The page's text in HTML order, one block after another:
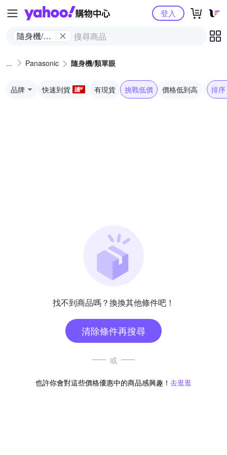
Yahoo購物中心
隨身機/類
登入
Panasonic 隨身機/類單眼
品牌 快速到貨 有現貨 挑戰低價 價格低到高 排序
找不到商品嗎？換換其他條件吧！
清除條件再搜尋
或
也許你會對這些價格優惠中的商品感興趣！ 去逛逛